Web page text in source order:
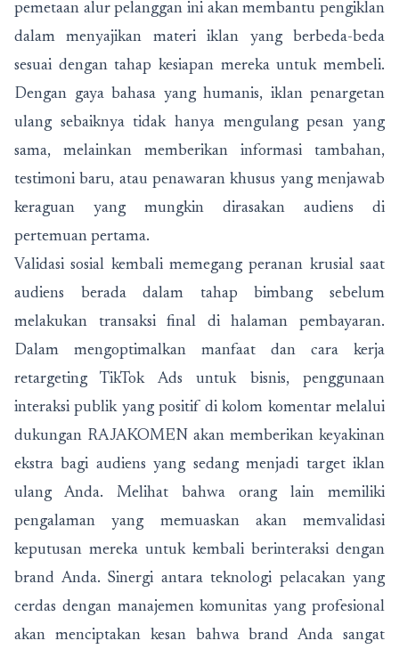
pemetaan alur pelanggan ini akan membantu pengiklan
dalam menyajikan materi iklan yang berbeda-beda
sesuai dengan tahap kesiapan mereka untuk membeli.
Dengan gaya bahasa yang humanis, iklan penargetan
ulang sebaiknya tidak hanya mengulang pesan yang
sama, melainkan memberikan informasi tambahan,
testimoni baru, atau penawaran khusus yang menjawab
keraguan yang mungkin dirasakan audiens di
pertemuan pertama.
Validasi sosial kembali memegang peranan krusial saat
audiens berada dalam tahap bimbang sebelum
melakukan transaksi final di halaman pembayaran.
Dalam mengoptimalkan manfaat dan cara kerja
retargeting TikTok Ads untuk bisnis, penggunaan
interaksi publik yang positif di kolom komentar melalui
dukungan RAJAKOMEN akan memberikan keyakinan
ekstra bagi audiens yang sedang menjadi target iklan
ulang Anda. Melihat bahwa orang lain memiliki
pengalaman yang memuaskan akan memvalidasi
keputusan mereka untuk kembali berinteraksi dengan
brand Anda. Sinergi antara teknologi pelacakan yang
cerdas dengan manajemen komunitas yang profesional
akan menciptakan kesan bahwa brand Anda sangat